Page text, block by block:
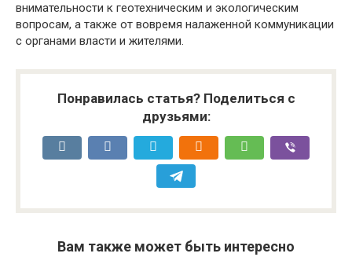
внимательности к геотехническим и экологическим
вопросам, а также от вовремя налаженной коммуникации
с органами власти и жителями.
Понравилась статья? Поделиться с
друзьями:
Вам также может быть интересно